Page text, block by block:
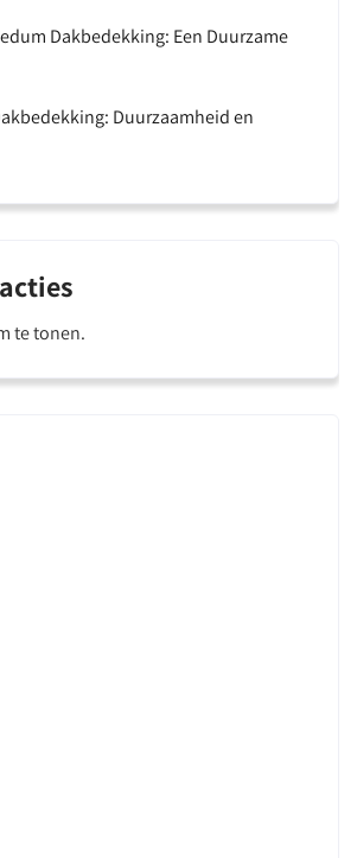
Dakbedekking: Een Duurzame
Duurzaamheid en
te tonen.